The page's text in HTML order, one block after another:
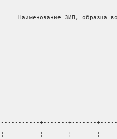
Наименование ЗИП, образца
-----------+-------+-------
¦          ¦       ¦       ¦